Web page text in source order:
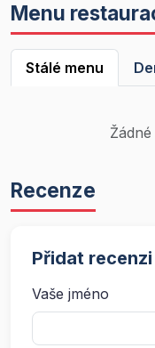
Menu
Stálé menu
Recenze
Přidat recenzi
Vaše jméno